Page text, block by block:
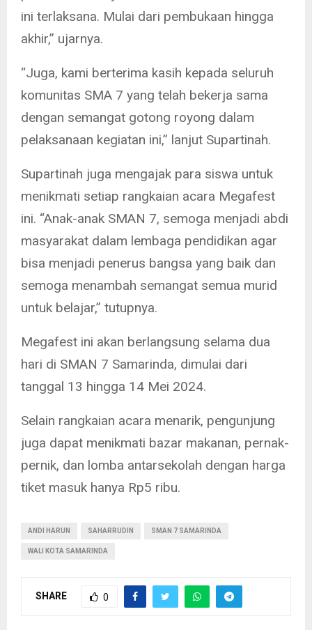
ini terlaksana. Mulai dari pembukaan hingga
akhir,” ujarnya.
“Juga, kami berterima kasih kepada seluruh
komunitas SMA 7 yang telah bekerja sama
dengan semangat gotong royong dalam
pelaksanaan kegiatan ini,” lanjut Supartinah.
Supartinah juga mengajak para siswa untuk
menikmati setiap rangkaian acara Megafest
ini. “Anak-anak SMAN 7, semoga menjadi abdi
masyarakat dalam lembaga pendidikan agar
bisa menjadi penerus bangsa yang baik dan
semoga menambah semangat semua murid
untuk belajar,” tutupnya.
Megafest ini akan berlangsung selama dua
hari di SMAN 7 Samarinda, dimulai dari
tanggal 13 hingga 14 Mei 2024.
Selain rangkaian acara menarik, pengunjung
juga dapat menikmati bazar makanan, pernak-
pernik, dan lomba antarsekolah dengan harga
tiket masuk hanya Rp5 ribu.
ANDI HARUN SAHARRUDIN SMAN 7 SAMARINDA
WALI KOTA SAMARINDA
SHARE 0